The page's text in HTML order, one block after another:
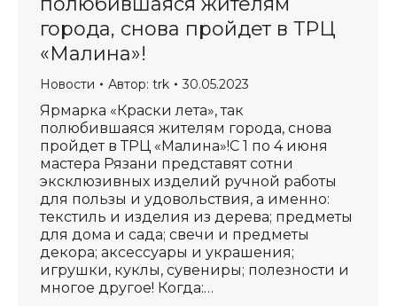
города, снова пройдет в ТРЦ
«Малина»!
Новости Автор: trk 30.05.2023
Ярмарка «Краски лета», так
полюбившаяся жителям города, снова
пройдет в ТРЦ «Малина»!С 1 по 4 июня
мастера Рязани представят сотни
эксклюзивных изделий ручной работы
для пользы и удовольствия, а именно:
текстиль и изделия из дерева; предметы
для дома и сада; свечи и предметы
декора; аксессуары и украшения;
игрушки, куклы, сувениры; полезности и
многое другое! Когда:…